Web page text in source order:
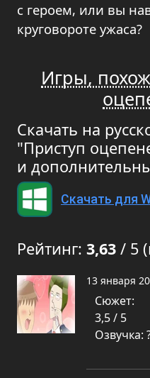
с героем, или вы
круговороте ужаса?
Игры,
Скачать на
"Приступ
и
Скачать для
Рейтинг: 3,63 / 5
13 января
Сюжет:
3,5 / 5
Озвучка: